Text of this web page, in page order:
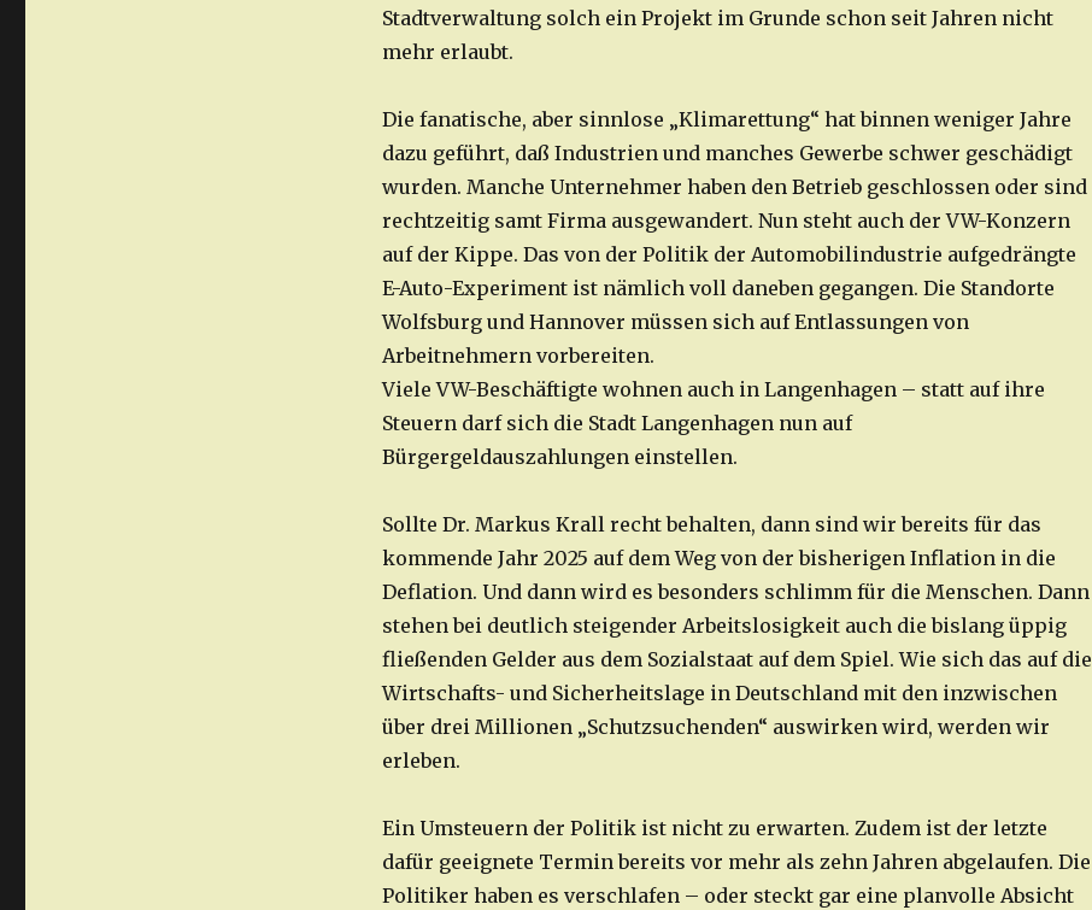
Stadtverwaltung solch ein Projekt im Grunde schon seit Jahren nicht
mehr erlaubt.
Die fanatische, aber sinnlose „Klimarettung“ hat binnen weniger Jahre
dazu geführt, daß Industrien und manches Gewerbe schwer geschädigt
wurden. Manche Unternehmer haben den Betrieb geschlossen oder sind
rechtzeitig samt Firma ausgewandert. Nun steht auch der VW-Konzern
auf der Kippe. Das von der Politik der Automobilindustrie aufgedrängte
E-Auto-Experiment ist nämlich voll daneben gegangen. Die Standorte
Wolfsburg und Hannover müssen sich auf Entlassungen von
Arbeitnehmern vorbereiten.
Viele VW-Beschäftigte wohnen auch in Langenhagen – statt auf ihre
Steuern darf sich die Stadt Langenhagen nun auf
Bürgergeldauszahlungen einstellen.
Sollte Dr. Markus Krall recht behalten, dann sind wir bereits für das
kommende Jahr 2025 auf dem Weg von der bisherigen Inflation in die
Deflation. Und dann wird es besonders schlimm für die Menschen. Dann
stehen bei deutlich steigender Arbeitslosigkeit auch die bislang üppig
fließenden Gelder aus dem Sozialstaat auf dem Spiel. Wie sich das auf die
Wirtschafts- und Sicherheitslage in Deutschland mit den inzwischen
über drei Millionen „Schutzsuchenden“ auswirken wird, werden wir
erleben.
Ein Umsteuern der Politik ist nicht zu erwarten. Zudem ist der letzte
dafür geeignete Termin bereits vor mehr als zehn Jahren abgelaufen. Die
Politiker haben es verschlafen – oder steckt gar eine planvolle Absicht